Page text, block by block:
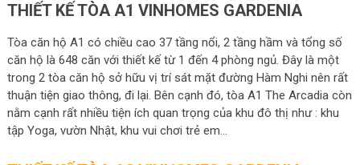
THIẾT KẾ TÒA A1 VINHOMES GARDENIA
Tòa căn hộ A1 có chiều cao 37 tầng nổi, 2 tầng hầm và tổng số
căn hộ là 648 căn với thiết kế từ 1 đến 4 phòng ngủ. Đây là một
trong 2 tòa căn hộ sở hữu vị trí sát mặt đường Hàm Nghi nên rất
thuận tiện giao thông, đi lại. Bên cạnh đó, tòa A1 The Arcadia còn
nằm cạnh rất nhiều tiện ích quan trọng của khu đô thị như : khu
tập Yoga, vườn Nhật, khu vui chơi trẻ em…